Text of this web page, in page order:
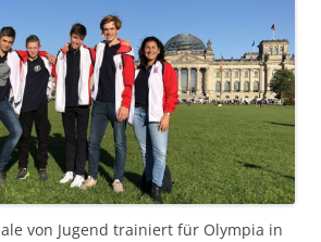
von Jugend trainiert für Olympia in